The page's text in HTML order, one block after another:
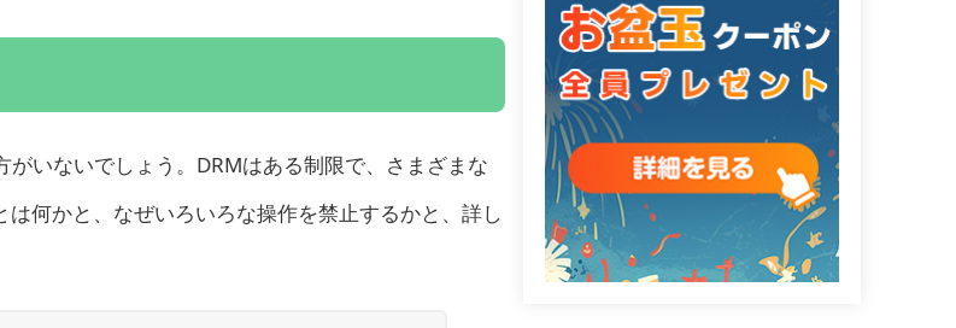
いないでしょう。DRMはある制限で、さまざまな
何かと、なぜいろいろな操作を禁止するかと、詳し